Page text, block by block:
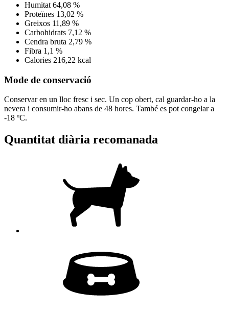
Humitat 64,08 %
Proteïnes 13,02 %
Greixos 11,89 %
Carbohidrats 7,12 %
Cendra bruta 2,79 %
Fibra 1,1 %
Calories 216,22 kcal
Mode de conservació
Conservar en un lloc fresc i sec. Un cop obert, cal guardar-ho a la
nevera i consumir-ho abans de 48 hores. També es pot congelar a
-18 ºC.
Quantitat diària recomanada